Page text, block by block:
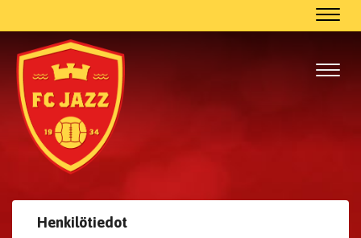
Henkilötiedot